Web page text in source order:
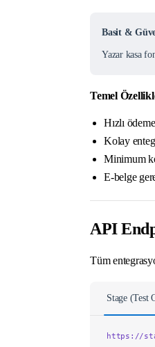
Basit &
Yazar kasa
Temel
Hızlı
Kolay
Minimum
E-belge
API
Tüm
Stage (Test
https://